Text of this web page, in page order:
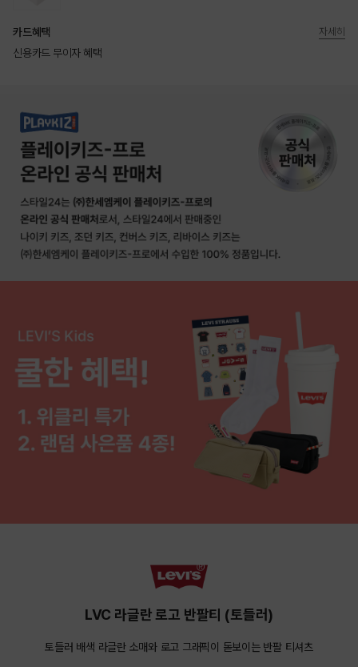
카드혜택
신용카드 무이자 혜택
자세히
LVC 라글란 로고 반팔티 (토들러)
토들러 배색 라글란 소매와 로고 그래픽이 돋보이는 반팔 티셔츠